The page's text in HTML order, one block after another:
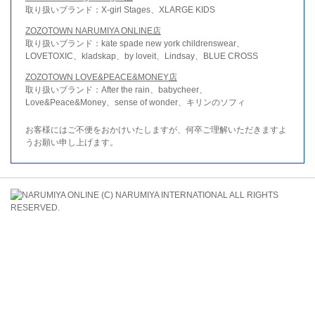
取り扱いブランド：X-girl Stages、XLARGE KIDS
ZOZOTOWN NARUMIYA ONLINE店
取り扱いブランド：kate spade new york childrenswear、
LOVETOXIC、kladskap、by loveit、Lindsay、BLUE CROSS
ZOZOTOWN LOVE&PEACE&MONEY店
取り扱いブランド：After the rain、babycheer、
Love&Peace&Money、sense of wonder、キリンのソフィ
お客様にはご不便をおかけいたしますが、何卒ご理解いただきますよ
うお願い申し上げます。